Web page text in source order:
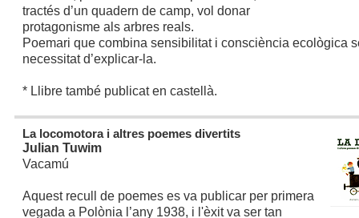
tractés d’un quadern de camp, vol donar
protagonisme als arbres reals.
Poemari que combina sensibilitat i consciència ecològica
necessitat d’explicar-la.
* Llibre també publicat en castellà.
La locomotora i altres poemes divertits
Julian Tuwim
Vacamú
Aquest recull de poemes es va publicar per primera
vegada a Polònia l’any 1938, i l'èxit va ser tan